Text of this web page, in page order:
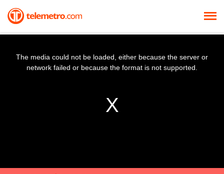
The media could not be loaded, either because the server or
network failed or because the format is not supported.